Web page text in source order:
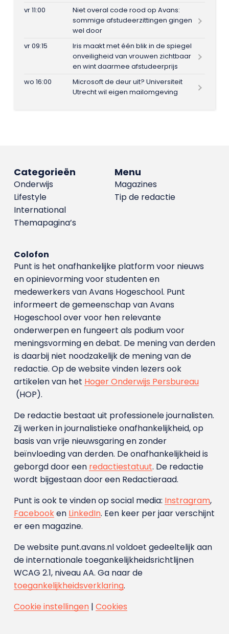
vr 11:00
Niet overal code rood op Avans:
sommige afstudeerzittingen gingen
wel door
vr 09:15
Iris maakt met één blik in de spiegel
onveiligheid van vrouwen zichtbaar
en wint daarmee afstudeerprijs
wo 16:00
Microsoft de deur uit? Universiteit
Utrecht wil eigen mailomgeving
Menu
Magazines
Tip de redactie
Categorieën
Onderwijs
Lifestyle
International
Themapagina’s
Colofon
Punt is het onafhankelijke platform voor nieuws
en opinievorming voor studenten en
medewerkers van Avans Hoge­school. Punt
informeert de gemeenschap van Avans
Hogeschool over voor hen relevante
onderwerpen en fungeert als podium voor
meningsvorming en debat. De mening van derden
is daarbij niet noodzakelijk de mening van de
redactie. Op de website vinden lezers ook
artikelen van het Hoger Onderwijs Persbureau
(HOP).
De redactie bestaat uit professionele journalisten.
Zij werken in journalistieke onafhankelijkheid, op
basis van vrije nieuwsgaring en zonder
beïnvloeding van derden. De onafhankelijkheid is
geborgd door een redactiestatuut. De redactie
wordt bijgestaan door een Redactieraad.
Punt is ook te vinden op social media: Instragram,
Facebooken LinkedIn. Een keer per jaar verschijnt
er een magazine.
De website punt.avans.nl voldoet gedeeltelijk aan
de internationale toegankelijkheidsrichtlijnen
WCAG 2.1, niveau AA. Ga naar de
toegankelijkheidsverklaring.
Cookie instellingen| Cookies